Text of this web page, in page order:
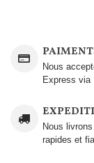
Nous
Express via
Nous
rapides et